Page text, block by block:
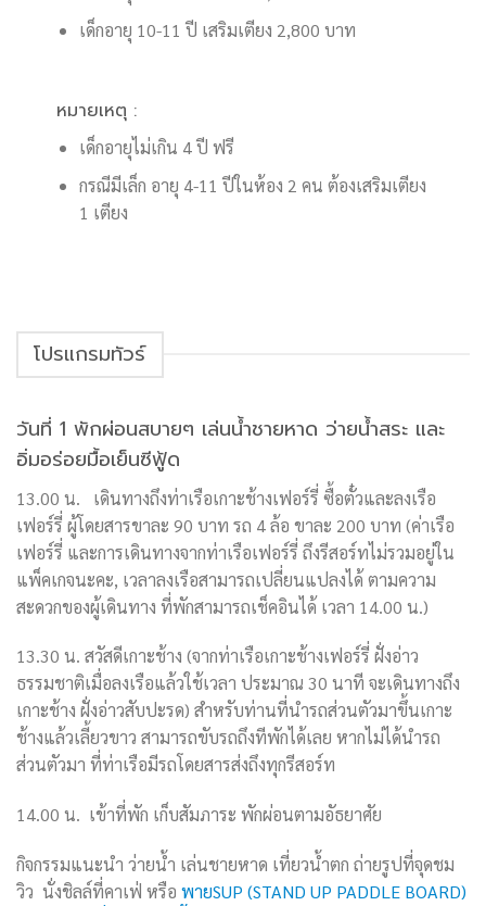
เด็กอายุ 10-11 ปี เสริมเตียง 2,800 บาท
หมายเหตุ :
เด็กอายุไม่เกิน 4 ปี ฟรี
กรณีมีเล็ก อายุ 4-11 ปีในห้อง 2 คน ต้องเสริมเตียง
1 เตียง
โปรแกรมทัวร์
วันที่ 1 พักผ่อนสบายๆ เล่นน้ำชายหาด ว่ายน้ำสระ และ
อิ่มอร่อยมื้อเย็นซีฟู้ด
13.00 น. เดินทางถึงท่าเรือเกาะช้างเฟอร์รี่ ซื้อตั๋วและลงเรือ
เฟอร์รี่ ผู้โดยสารขาละ 90 บาท รถ 4 ล้อ ขาละ 200 บาท (ค่าเรือ
เฟอร์รี่ และการเดินทางจากท่าเรือเฟอร์รี่ ถึงรีสอร์ทไม่รวมอยู่ใน
แพ็คเกจนะคะ, เวลาลงเรือสามารถเปลี่ยนแปลงได้ ตามความ
สะดวกของผู้เดินทาง ที่พักสามารถเช็คอินได้ เวลา 14.00 น.)
13.30 น. สวัสดีเกาะช้าง (จากท่าเรือเกาะช้างเฟอร์รี่ ฝั่งอ่าว
ธรรมชาติเมื่อลงเรือแล้วใช้เวลา ประมาณ 30 นาที จะเดินทางถึง
เกาะช้าง ฝั่งอ่าวสับปะรด) สำหรับท่านที่นำรถส่วนตัวมาขึ้นเกาะ
ช้างแล้วเลี้ยวขาว สามารถขับรถถึงทีพักได้เลย หากไม่ได้นำรถ
ส่วนตัวมา ที่ท่าเรือมีรถโดยสารส่งถึงทุกรีสอร์ท
14.00 น. เข้าที่พัก เก็บสัมภาระ พักผ่อนตามอัธยาศัย
กิจกรรมแนะนำ ว่ายน้ำ เล่นชายหาด เที่ยวน้ำตก ถ่ายรูปที่จุดชม
วิว นั่งชิลล์ที่คาเฟ่ หรือ พายSUP (STAND UP PADDLE BOARD)